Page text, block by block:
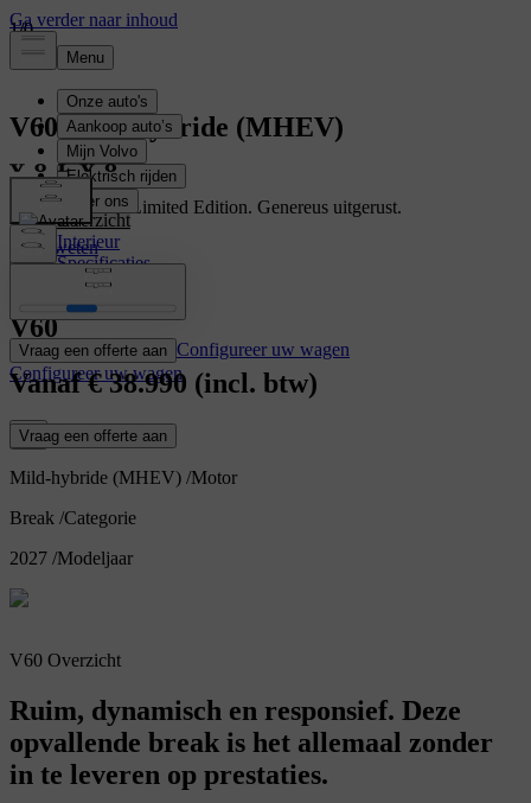
V60 Mild-hybride (MHEV)
Overzicht
Interieur
Specificaties
Kenmerken
Vraag een offerte aan Configureer uw wagen
Configureer uw wagen
Ontdek de V60 Limited Edition. Genereus uitgerust.
Meer weten
V60
Vanaf€ 38.990 (incl. btw)
Vraag een offerte aan
Mild-hybride (MHEV) /Motor
Break /Categorie
2027 /Modeljaar
V60 Overzicht
Ruim, dynamisch en responsief. Deze
opvallende break is het allemaal zonder
in te leveren op prestaties.
1/0
1/0